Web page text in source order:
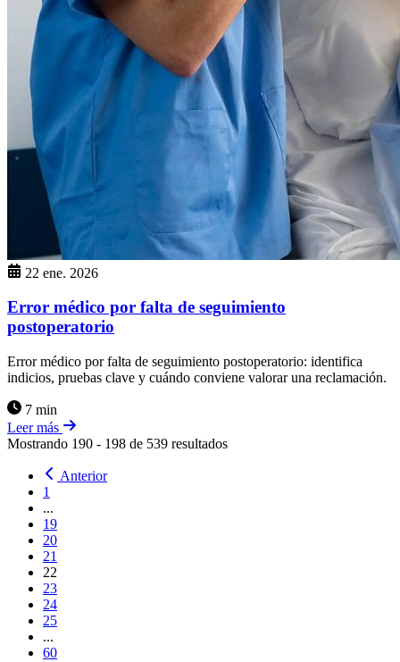
22 ene. 2026
Error médico por falta de seguimiento
postoperatorio
Error médico por falta de seguimiento postoperatorio: identifica
indicios, pruebas clave y cuándo conviene valorar una reclamación.
7 min
Leer más
Mostrando 190 - 198 de 539 resultados
Anterior
1
...
19
20
21
22
23
24
25
...
60